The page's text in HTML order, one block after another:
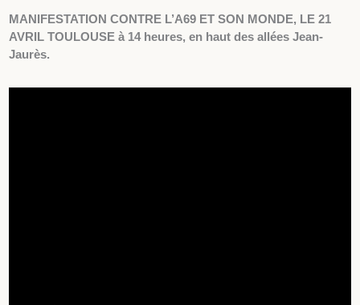
MANIFESTATION CONTRE L’A69 ET SON MONDE, LE 21
AVRIL TOULOUSE à 14 heures, en haut des allées Jean-
Jaurès.